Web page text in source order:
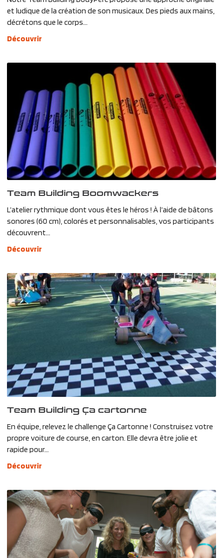
et ludique de la création de son musicaux. Des pieds aux mains,
décrétons que le corps...
Découvrir
Team Building Boomwackers
L’atelier rythmique dont vous êtes le héros ! À l’aide de bâtons
sonores (60 cm), colorés et personnalisables, vos participants
découvrent...
Découvrir
Team Building Ça cartonne
En équipe, relevez le challenge Ça Cartonne ! Construisez votre
propre voiture de course, en carton. Elle devra être jolie et
rapide pour...
Découvrir